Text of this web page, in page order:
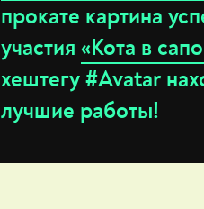
прокате картина
участия «Кота в
хештегу #Avatar
лучшие работы!